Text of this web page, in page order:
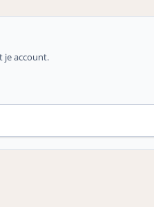
je account.